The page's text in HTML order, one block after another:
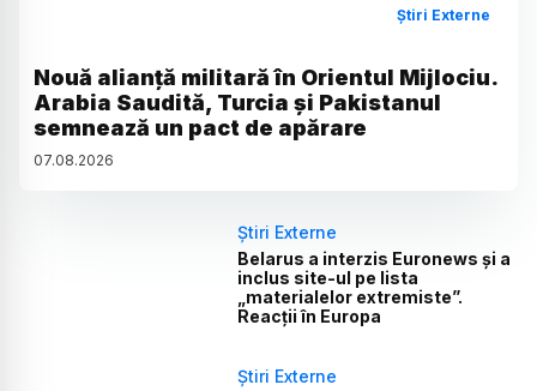
Știri Externe
Nouă alianță militară în Orientul Mijlociu.
Arabia Saudită, Turcia și Pakistanul
semnează un pact de apărare
07.08.2026
Știri Externe
Belarus a interzis Euronews și a
inclus site-ul pe lista
„materialelor extremiste”.
Reacții în Europa
Știri Externe